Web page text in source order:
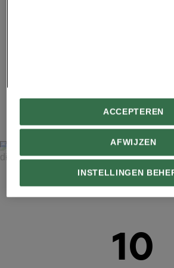
9
ALEX TEN NAPEL
Nederlands baardkuifhoen (haan) -
Wim Diepenbroek
10
INSTELLINGEN
AFWIJZEN
ACCEPTEREN